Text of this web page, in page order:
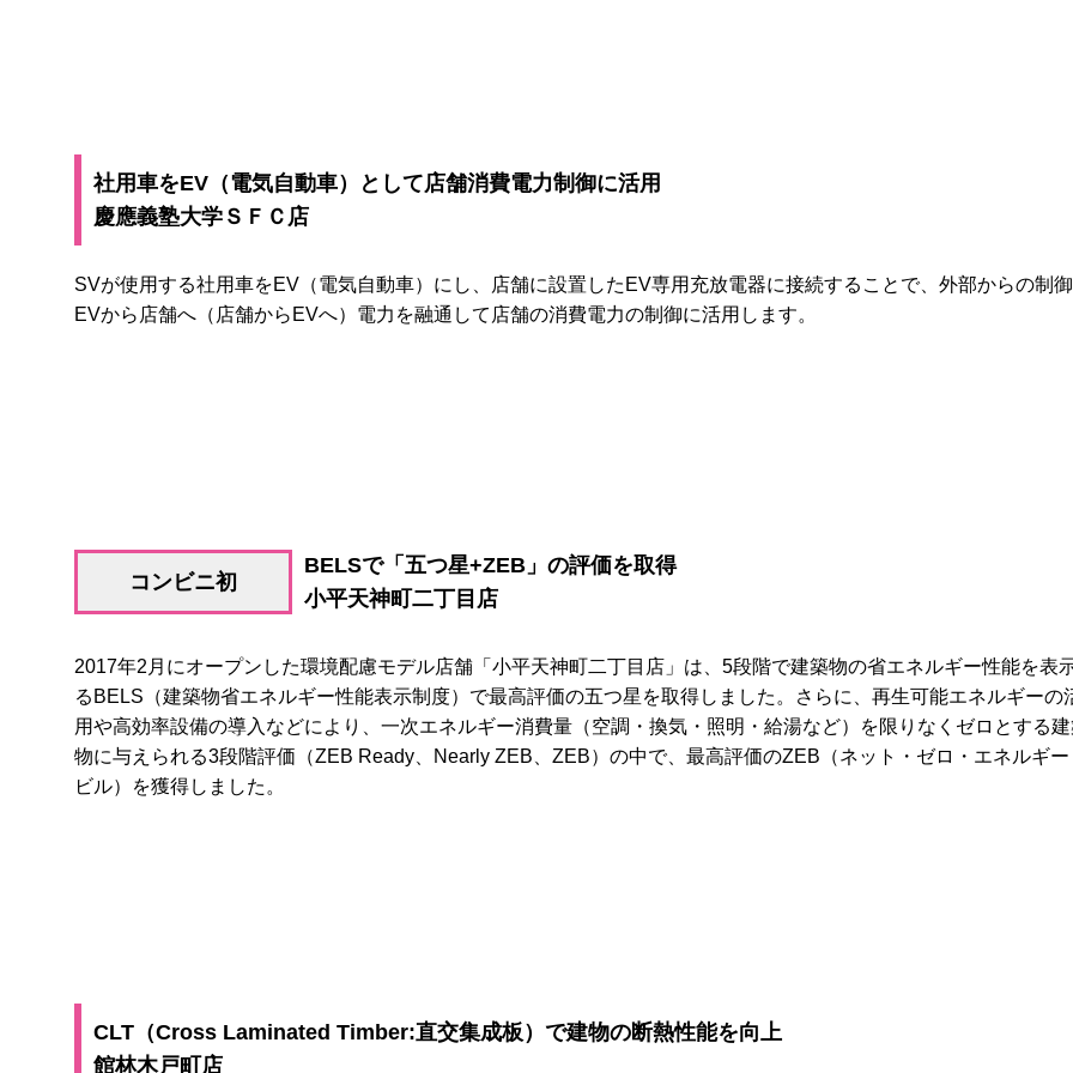
社用車をEV（電気自動車）として店舗消費電力制御に活用
慶應義塾大学ＳＦＣ店
SVが使用する社用車をEV（電気自動車）にし、店舗に設置したEV専用充放電器に接続することで、外部からの制
EVから店舗へ（店舗からEVへ）電力を融通して店舗の消費電力の制御に活用します。
コンビニ初
BELSで「五つ星+ZEB」の評価を取得
小平天神町二丁目店
2017年2月にオープンした環境配慮モデル店舗「小平天神町二丁目店」は、5段階で建築物の省エネルギー性能を表
るBELS（建築物省エネルギー性能表示制度）で最高評価の五つ星を取得しました。さらに、再生可能エネルギーの
用や高効率設備の導入などにより、一次エネルギー消費量（空調・換気・照明・給湯など）を限りなくゼロとする
物に与えられる3段階評価（ZEB Ready、Nearly ZEB、ZEB）の中で、最高評価のZEB（ネット・ゼロ・エネルギー
ビル）を獲得しました。
CLT（Cross Laminated Timber:直交集成板）で建物の断熱性能を向上
館林木戸町店